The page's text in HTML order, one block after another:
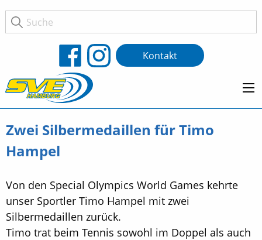
Kontakt
Zwei Silbermedaillen für Timo
Hampel
Von den Special Olympics World Games kehrte
unser Sportler Timo Hampel mit zwei
Silbermedaillen zurück.
Timo trat beim Tennis sowohl im Doppel als auch